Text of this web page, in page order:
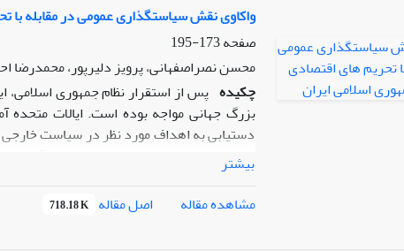
است. یافته‌های پژوهش با کاربست نظریه
بحران‌ها بوده است. گفتمان‌های دولتمردان،
مختلفی ارائه شد. یکی بر همگرایی بانظم
تجدیدنظرطلبانه و توجه به اقشار محروم و
واکاوی نقش سیاستگذاری عمومی در مقابله با
صفحه173-195
محسن نصراصفهانی، پرویز دلیرپور، محمدرضا
چکیده پس از استقرار نظام جمهوری
بزرگ جهانی مواجه بوده است. ایالات
دستیابی به اهداف مورد نظر در سیاست
جدید تحریم‌ها با تمرکز بر بخش‌های درآمدی
رایزنی بیش‌تر بین آمریکا و متحدان اروپایی
در اقتصاد، اثرات منفی را به همراه داشته
عبارتست از این‌که« نقش سیاستگذاری عمومی
بیشتر
مشاهده مقاله
اصل مقاله 718.18 K